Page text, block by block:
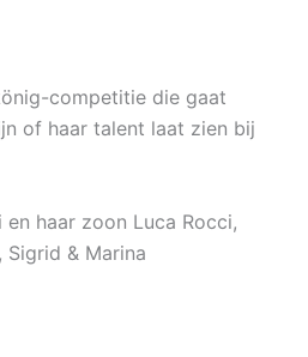
competitie die gaat
of haar talent laat zien bij
haar zoon Luca Rocci,
Sigrid & Marina